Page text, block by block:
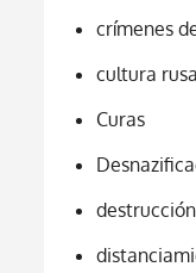
crímenes
cultura rusa
Curas